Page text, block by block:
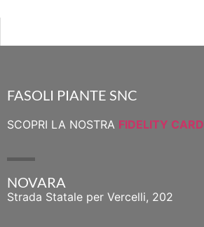
FASOLI PIANTE SNC
SCOPRI LA NOSTRA FIDELITY CARD
NOVARA
Strada Statale per Vercelli, 202